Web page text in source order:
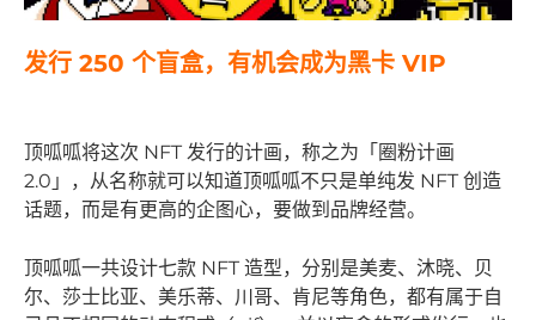
发行 250 个盲盒，有机会成为黑卡 VIP
顶呱呱将这次 NFT 发行的计画，称之为「圈粉计画
2.0」，从名称就可以知道顶呱呱不只是单纯发 NFT 创造
话题，而是有更高的企图心，要做到品牌经营。
顶呱呱一共设计七款 NFT 造型，分别是美麦、沐晓、贝
尔、莎士比亚、美乐蒂、川哥、肯尼等角色，都有属于自